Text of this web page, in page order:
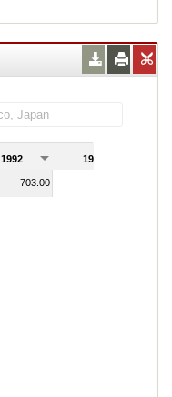
1992 1993
703.00